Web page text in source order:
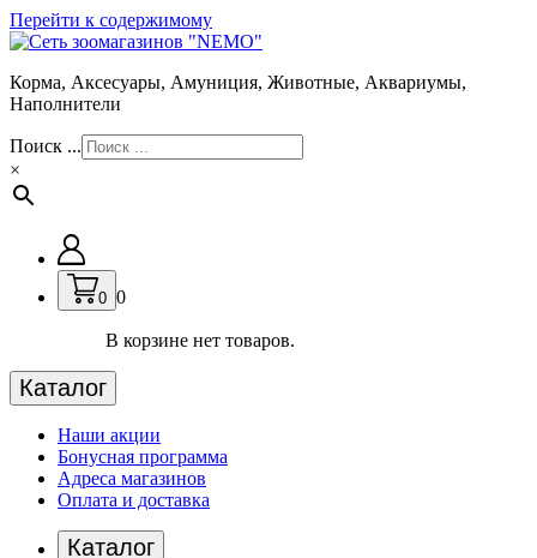
Перейти к содержимому
Корма, Аксесуары, Амуниция, Животные, Аквариумы,
Наполнители
Поиск ...
×
0 0
В корзине нет товаров.
Каталог
Наши акции
Бонусная программа
Адреса магазинов
Оплата и доставка
Каталог